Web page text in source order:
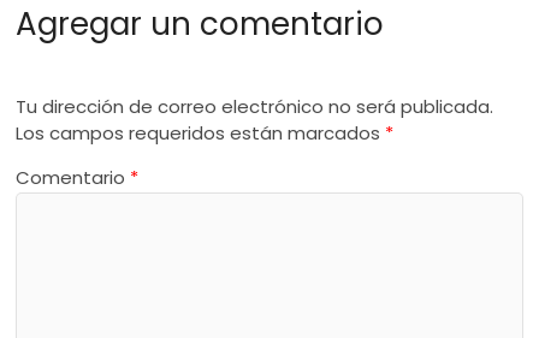
Agregar un comentario
Tu dirección de correo electrónico no será publicada.
Los campos requeridos están marcados *
Comentario *